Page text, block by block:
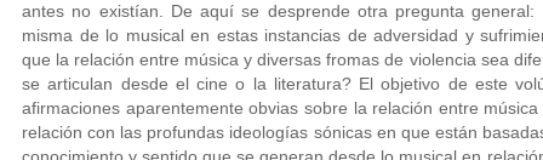
antes no existían. De aquí se desprende otra pregunta
misma de lo musical en estas instancias de adversidad y
que la relación entre música y diversas fromas de violencia sea
se articulan desde el cine o la literatura? El objetivo de este
afirmaciones aparentemente obvias sobre la relación entre
relación con las profundas ideologías sónicas en que están